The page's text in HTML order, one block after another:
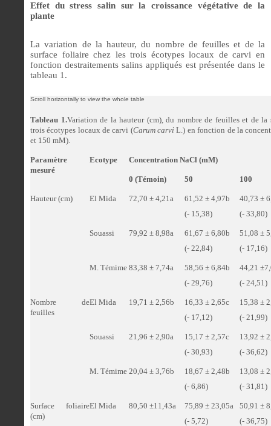
Effet du stress salin sur la croissance végétative de la
plante
La variation de la hauteur, du nombre de feuilles et de la
surface foliaire chez les trois écotypes locaux de carvi en
fonction destraitements salins appliqués est présentée dans le
tableau 1.
Tableau 1.Variation de la hauteur (cm), du nombre de feuilles et de la
trois écotypes locaux de carvi (Carum carvi L.) en fonction de la
et 150 mM).
Paramètre
mesuré
Ecotype Concentration NaCl (mM)
0 (Témoin) 50 100
Hauteur (cm) El Mida 72,70 ± 4,21a
61,52 ± 4,97b
(- 15,38)
40,73 ±
(- 33,80)
Souassi 79,92 ± 8,98a
61,67 ± 6,80b
(- 22,84)
51,08 ±
(- 17,16)
M. Témime 83,38 ± 7,74a
58,56 ± 6,84b
(- 29,76)
44,21
(- 24,51)
Nombre de
feuilles
El Mida 19,71 ± 2,56b
16,33 ± 2,65c
(- 17,12)
15,38 ±
(- 21,99)
Souassi 21,96 ± 2,90a
15,17 ± 2,57c
(- 30,93)
13,92 ±
(- 36,62)
M. Témime 20,04 ± 3,76b
18,67 ± 2,48b
(- 6,86)
13,08 ±
(- 31,81)
Surface foliaire
(cm)
El Mida 80,50 ±11,43a
75,89 ± 23,05a
(- 5,72)
50,91 ±
(- 36,75)